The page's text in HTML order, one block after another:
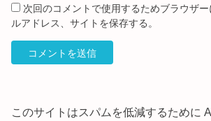
次回のコメントで使用するためブラウザ
ルアドレス、サイトを保存する。
このサイトはスパムを低減するために